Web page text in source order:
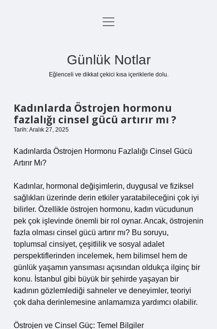
Anasayfa
menüyü
Günlük Notlar
Eğlenceli ve dikkat çekici kısa içeriklerle dolu.
Kadınlarda Östrojen hormonu
fazlalığı cinsel gücü artırır mı ?
Tarih: Aralık 27, 2025
Kadınlarda Östrojen Hormonu Fazlalığı Cinsel Gücü
Artırır Mı?
Kadınlar, hormonal değişimlerin, duygusal ve fiziksel
sağlıkları üzerinde derin etkiler yaratabileceğini çok iyi
bilirler. Özellikle östrojen hormonu, kadın vücudunun
pek çok işlevinde önemli bir rol oynar. Ancak, östrojenin
fazla olması cinsel gücü artırır mı? Bu soruyu,
toplumsal cinsiyet, çeşitlilik ve sosyal adalet
perspektiflerinden incelemek, hem bilimsel hem de
günlük yaşamın yansıması açısından oldukça ilginç bir
konu. İstanbul gibi büyük bir şehirde yaşayan bir
kadının gözlemlediği sahneler ve deneyimler, teoriyi
çok daha derinlemesine anlamamıza yardımcı olabilir.
Östrojen ve Cinsel Güç: Temel Bilgiler